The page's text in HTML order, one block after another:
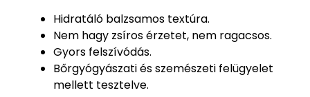
Hidratáló balzsamos textúra.
Nem hagy zsíros érzetet, nem ragacsos.
Gyors felszívódás.
Bőrgyógyászati és szemészeti felügyelet
mellett tesztelve.